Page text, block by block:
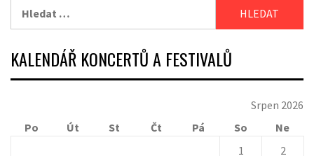
KALENDÁŘ KONCERTŮ A FESTIVALŮ
Srpen 2026
Po
Út St Čt Pá So
Ne
1
2